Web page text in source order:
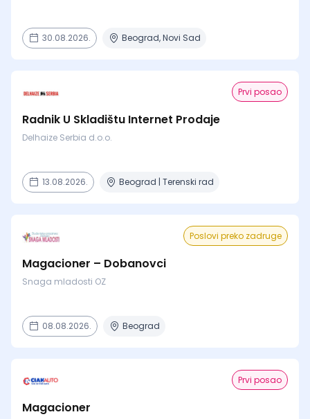
30.08.2026. Beograd, Novi Sad
Prvi posao
Radnik U Skladištu Internet Prodaje
Delhaize Serbia d.o.o.
13.08.2026. Beograd | Terenski rad
Poslovi preko zadruge
Magacioner – Dobanovci
Snaga mladosti OZ
08.08.2026. Beograd
Prvi posao
Magacioner